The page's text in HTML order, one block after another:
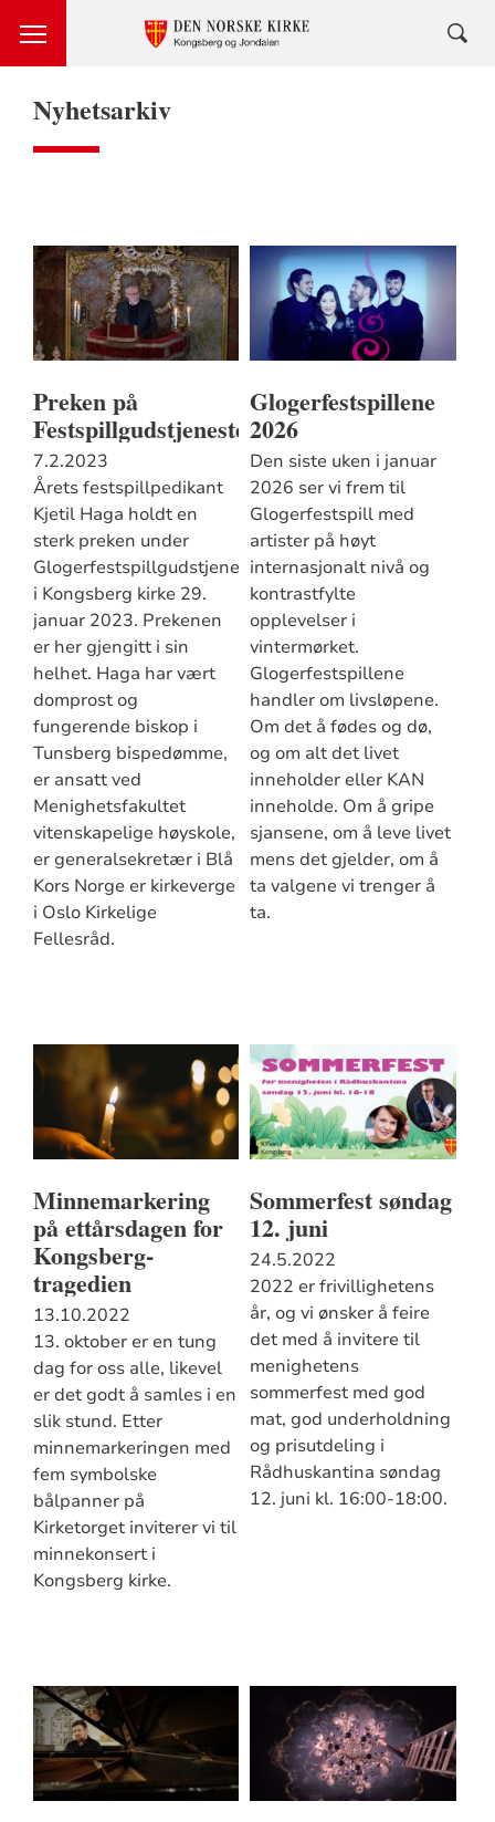
Nyhetsarkiv
Preken på
Festspillgudstjenesten
7.2.2023
Årets festspillpedikant
Kjetil Haga holdt en
sterk preken under
Glogerfestspillgudstjenesten
i Kongsberg kirke 29.
januar 2023. Prekenen
er her gjengitt i sin
helhet. Haga har vært
domprost og
fungerende biskop i
Tunsberg bispedømme,
er ansatt ved
Menighetsfakultet
vitenskapelige høyskole,
er generalsekretær i Blå
Kors Norge er kirkeverge
i Oslo Kirkelige
Fellesråd.
Glogerfestspillene
2026
Den siste uken i januar
2026 ser vi frem til
Glogerfestspill med
artister på høyt
internasjonalt nivå og
kontrastfylte
opplevelser i
vintermørket.
Glogerfestspillene
handler om livsløpene.
Om det å fødes og dø,
og om alt det livet
inneholder eller KAN
inneholde. Om å gripe
sjansene, om å leve livet
mens det gjelder, om å
ta valgene vi trenger å
ta.
Minnemarkering
på ettårsdagen for
Kongsberg-
tragedien
13.10.2022
13. oktober er en tung
dag for oss alle, likevel
er det godt å samles i en
slik stund. Etter
minnemarkeringen med
fem symbolske
bålpanner på
Kirketorget inviterer vi til
minnekonsert i
Kongsberg kirke.
Sommerfest søndag
12. juni
24.5.2022
2022 er frivillighetens
år, og vi ønsker å feire
det med å invitere til
menighetens
sommerfest med god
mat, god underholdning
og prisutdeling i
Rådhuskantina søndag
12. juni kl. 16:00-18:00.